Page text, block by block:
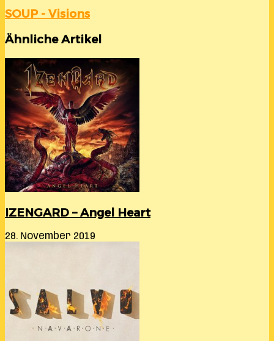
SOUP - Visions
Ähnliche Artikel
IZENGARD – Angel Heart
28. November 2019